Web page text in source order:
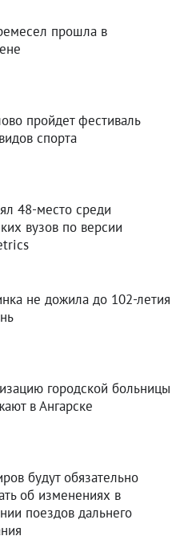
прошла в
пройдет фестиваль
спорта
48-место среди
вузов по версии
не дожила до 102-летия
городской больницы
в Ангарске
будут обязательно
об изменениях в
поездов дальнего